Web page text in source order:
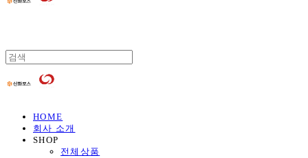
HOME
회사 소개
SHOP
전체상품